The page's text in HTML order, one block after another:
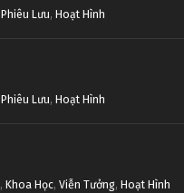
Phiêu Lưu, Hoạt Hình
Phiêu Lưu, Hoạt Hình
, Khoa Học, Viễn Tưởng, Hoạt Hình